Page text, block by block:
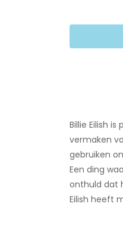
Billie Eilish
vermaken
gebruiken
Een ding
onthuld dat
Eilish heeft